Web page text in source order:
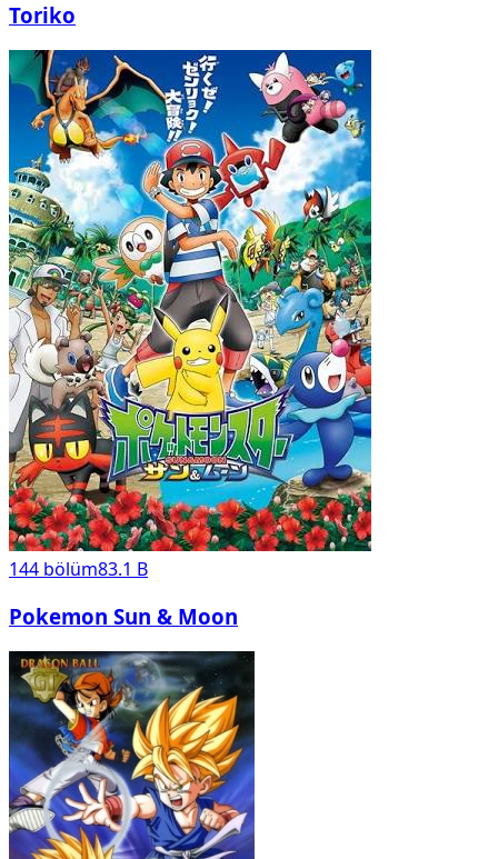
Toriko
144 bölüm83.1 B
Pokemon Sun & Moon